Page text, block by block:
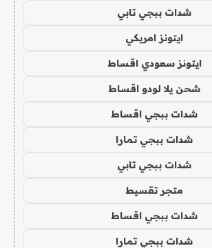
شدات ببجي تابي
ايتونز امريكي
ايتونز سعودي اقساط
شحن يلا لودو اقساط
شدات ببجي اقساط
شدات ببجي تمارا
شدات ببجي تابي
متجر تقسيط
شدات ببجي اقساط
شدات ببجي تمارا